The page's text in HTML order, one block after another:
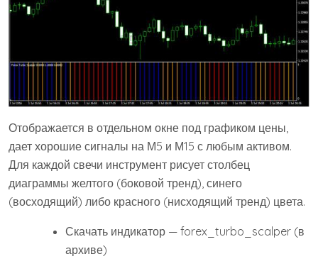
Отображается в отдельном окне под графиком цены,
дает хорошие сигналы на М5 и М15 с любым активом.
Для каждой свечи инструмент рисует столбец
диаграммы желтого (боковой тренд), синего
(восходящий) либо красного (нисходящий тренд) цвета.
Скачать индикатор — forex_turbo_scalper (в
архиве)